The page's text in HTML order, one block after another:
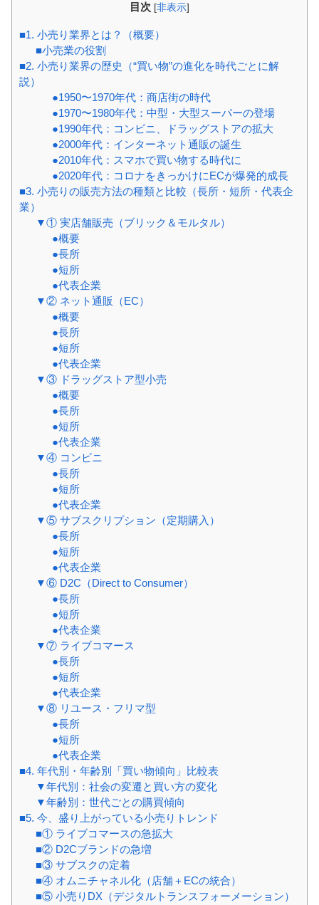
目次 [非表示]
■1. 小売り業界とは？（概要）
■小売業の役割
■2. 小売り業界の歴史（“買い物”の進化を時代ごとに解
説）
●1950〜1970年代：商店街の時代
●1970〜1980年代：中型・大型スーパーの登場
●1990年代：コンビニ、ドラッグストアの拡大
●2000年代：インターネット通販の誕生
●2010年代：スマホで買い物する時代に
●2020年代：コロナをきっかけにECが爆発的成長
■3. 小売りの販売方法の種類と比較（長所・短所・代表企
業）
▼① 実店舗販売（ブリック＆モルタル）
●概要
●長所
●短所
●代表企業
▼② ネット通販（EC）
●概要
●長所
●短所
●代表企業
▼③ ドラッグストア型小売
●概要
●長所
●短所
●代表企業
▼④ コンビニ
●長所
●短所
●代表企業
▼⑤ サブスクリプション（定期購入）
●長所
●短所
●代表企業
▼⑥ D2C（Direct to Consumer）
●長所
●短所
●代表企業
▼⑦ ライブコマース
●長所
●短所
●代表企業
▼⑧ リユース・フリマ型
●長所
●短所
●代表企業
■4. 年代別・年齢別「買い物傾向」比較表
▼年代別：社会の変遷と買い方の変化
▼年齢別：世代ごとの購買傾向
■5. 今、盛り上がっている小売りトレンド
■① ライブコマースの急拡大
■② D2Cブランドの急増
■③ サブスクの定着
■④ オムニチャネル化（店舗＋ECの統合）
■⑤ 小売りDX（デジタルトランスフォーメーション）